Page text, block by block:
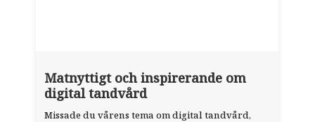
Matnyttigt och inspirerande om
digital tandvård
Missade du vårens tema om digital tandvård,